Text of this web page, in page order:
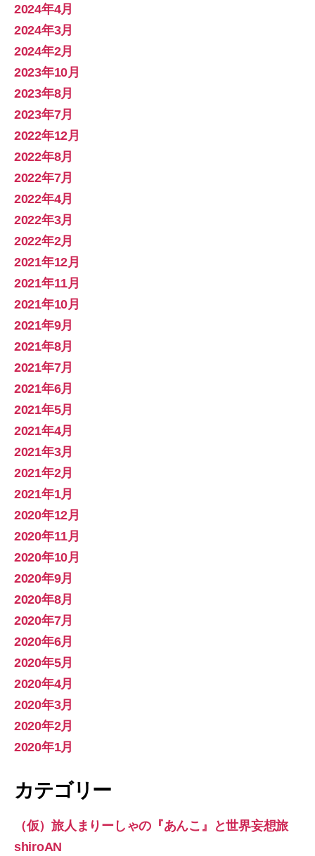
2024年4月
2024年3月
2024年2月
2023年10月
2023年8月
2023年7月
2022年12月
2022年8月
2022年7月
2022年4月
2022年3月
2022年2月
2021年12月
2021年11月
2021年10月
2021年9月
2021年8月
2021年7月
2021年6月
2021年5月
2021年4月
2021年3月
2021年2月
2021年1月
2020年12月
2020年11月
2020年10月
2020年9月
2020年8月
2020年7月
2020年6月
2020年5月
2020年4月
2020年3月
2020年2月
2020年1月
カテゴリー
（仮）旅人まりーしゃの『あんこ』と世界妄想旅
shiroAN